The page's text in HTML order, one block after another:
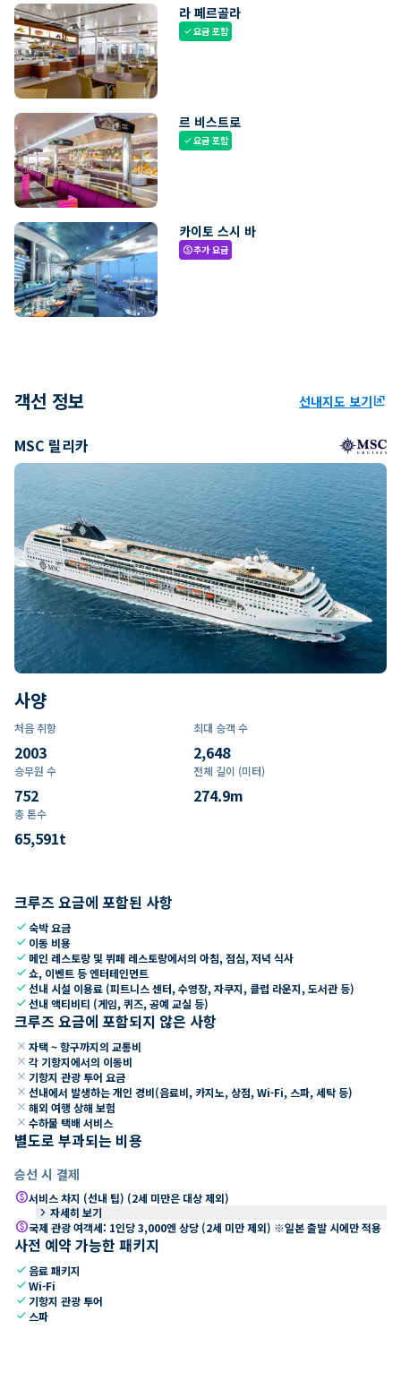
라 페르골라
check요금 포함
르 비스트로
check요금 포함
카이토 스시 바
paid추가 요금
객선 정보 선내지도 보기ungroup
MSC 릴리카
사양
처음 취항
2003
최대 승객 수
2,648
승무원 수
752
전체 길이 (미터)
274.9m
총 톤수
65,591t
크루즈 요금에 포함된 사항
check숙박 요금
check 이동 비용
check 메인 레스토랑 및 뷔페 레스토랑에서의 아침, 점심, 저녁 식사
check쇼, 이벤트 등 엔터테인먼트
check선내 시설 이용료 (피트니스 센터, 수영장, 자쿠지, 클럽 라운지, 도서관 등)
check선내 액티비티 (게임, 퀴즈, 공예 교실 등)
크루즈 요금에 포함되지 않은 사항
close 자택 ~ 항구까지의 교통비
close 각 기항지에서의 이동비
close 기항지 관광 투어 요금
close 선내에서 발생하는 개인 경비(음료비, 카지노, 상점, Wi-Fi, 스파, 세탁 등)
close 해외 여행 상해 보험
close 수하물 택배 서비스
별도로 부과되는 비용
승선 시 결제
paid서비스 차지 (선내 팁) (2세 미만은 대상 제외)
keyboard_arrow_right 자세히 보기
paid국제 관광 여객세: 1인당 3,000엔 상당 (2세 미만 제외) ※일본 출발 시에만 적용
사전 예약 가능한 패키지
check 음료 패키지
checkWi-Fi
check 기항지 관광 투어
check 스파